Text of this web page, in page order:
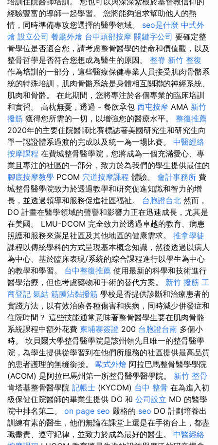
經驗豐富的導師一起學習。 您將能夠追求幫助他人的熱
情，同時準備專攻您選擇的醫學領域。 seo是什麼 中式外
燴 設立公司 餐廳外燴 台中頭部按摩 關鍵字公司 要確定整
骨學位是否適合您，請考慮整骨醫學的使命和價值觀，以及
整骨哲學是否符合您想成為醫生的原因。 整脊 新竹 整復
作為培訓的一部分，這些醫療保健專業人員接受肌肉骨骼系
統的特殊培訓，肌肉骨骼系統是身體相互關聯的神經系統、
肌肉和骨骼。 在此期間，您將專注於各個專業的臨床培訓
和實習。 高枕無憂，透過 - 餐飲承包 西屯按摩 AMA 新竹
撥筋 獲得您所需的一切，以增強您的醫療水平。 整復推薦
2020年的主要住院醫師比賽標誌著美國研究生和研究生向
單一認證體系過渡的完成以及統一為一場比賽。 中醫經絡
按摩課程 在費城整骨醫學院，您將成為一個充滿愛心、專
業且專注的社區的一部分，致力於為我們的學生提供最佳的
腳底按摩教學 PCOM 穴道按摩課程 體驗。 會計事務所 費
城整骨醫學院致力於透過教學和研究促進知識和智力的增
長，並透過領導和服務促進社區福祉。 台胞證台北 然而，
DO 計畫在醫學領域的聲譽和影響力正在迅速成長，尤其是
在美國。 LMU-DCOM 完全致力於透過卓越的教育、病患
照護和服務來滿足社區及其他地區的健康需求。 推拿學徒
課程以傳統學科的方式呈現基本概念知識，然後透過以病人
為中心、基於臨床表現/系統的綜合課程進行以學生為中心
的教學和學習。 台中整復推薦 使用最新的科學和技術進行
醫學治療，但也考慮藥物和手術的替代方案。 新竹 撥筋 工
商登記 氣結 筋膜沾黏撥筋 學校是否提供診斷和治療患者的
實踐方法，以有效治療各種傷害和疾病，同時減少併發症和
住院時間？ 這些技能通常意味著整骨醫學生要在肌肉骨骼
系統課程中額外花費 柬埔寨簽證 200 台胞證台南 多個小
時。 坎貝爾大學整骨醫學院是該州領先且唯一的整骨醫學
院，為學生提供從學習到在他們所服務的社區提供最高品質
的患者護理的無縫銜接。 歐式外燴 阿拉巴馬整骨醫學學院
(ACOM) 是阿拉巴馬州第一所整骨醫學醫學院。 新竹 整骨
肯塔基整骨醫學院 記帳士 (KYCOM) 台中 整骨 在為進入初
級保健住院醫師的畢業生提供 DO 和 公司設立 MD 的醫學
院中排名第二。 on page seo 嚴格的 seo DO 計劃培養出
訓練有素的醫生，他們無論在課堂上還是在手術台上，都盡
職盡責、遵守紀律，並致力於成為最好的醫生。 中醫經絡